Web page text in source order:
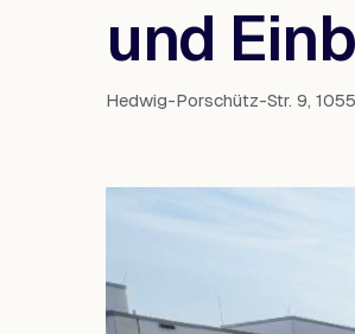
und
Hedwig-Porschütz-Str. 9,